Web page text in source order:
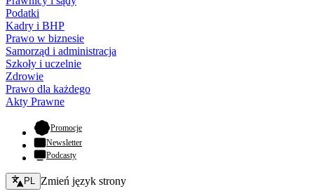
Podatki
Kadry i BHP
Prawo w biznesie
Samorząd i administracja
Szkoły i uczelnie
Zdrowie
Prawo dla każdego
Akty Prawne
Promocje- otwiera się w nowej karcie
Newsletter
Podcasty
Zmień język - bieżący:
PL Zmień język strony